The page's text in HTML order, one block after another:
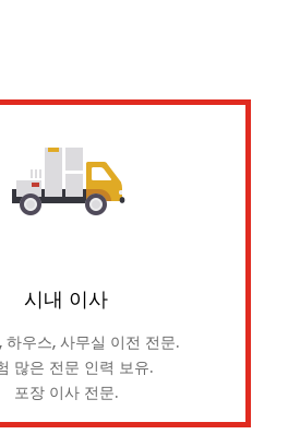
시내 이사
하우스, 사무실 이전 전문.
많은 전문 인력 보유.
포장 이사 전문.